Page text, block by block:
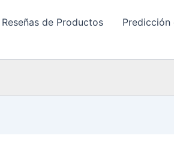
Reseñas de Productos Predicción